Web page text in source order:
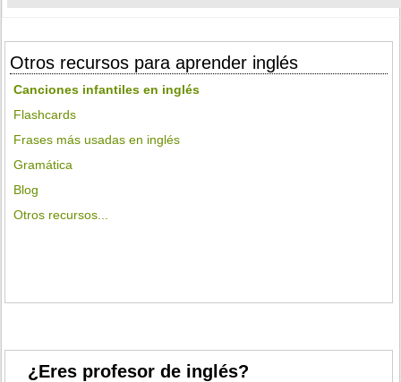
Otros recursos para aprender inglés
Canciones infantiles en inglés
Flashcards
Frases más usadas en inglés
Gramática
Blog
Otros recursos...
¿Eres profesor de inglés?